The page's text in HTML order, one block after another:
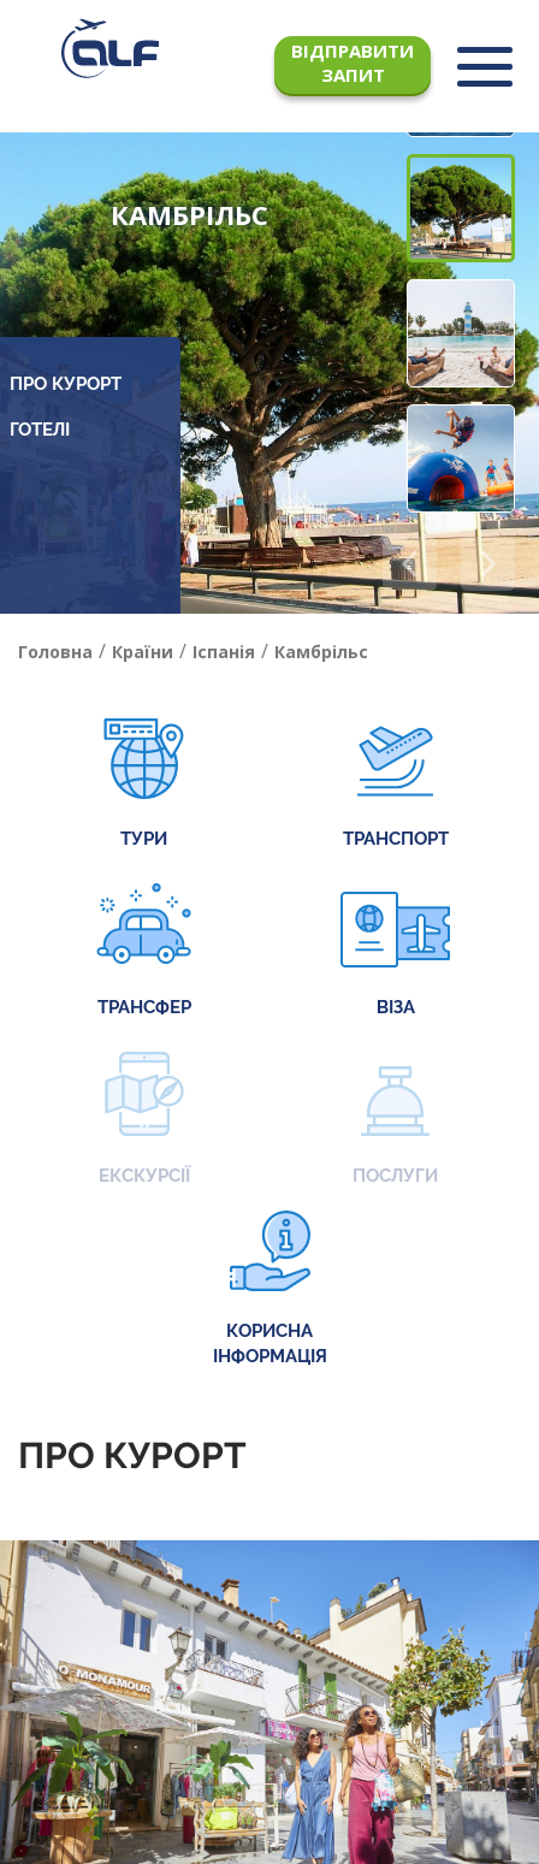
ВІДПРАВИТИ
ЗАПИТ
КАМБРІЛЬС
ПРО КУРОРТ
Головна / Країни / Іспанія / Камбрільс
ТУРИ ТРАНСПОРТ
ТРАНСФЕР ВІЗА
ЕКСКУРСІЇ ПОСЛУГИ
КОРИСНА
ІНФОРМАЦІЯ
ПРО КУРОРТ